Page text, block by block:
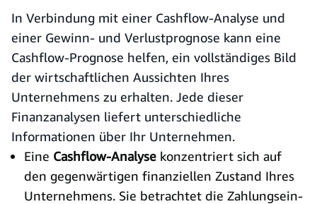
In Verbindung mit einer Cashflow-Analyse und
einer Gewinn- und Verlustprognose kann eine
Cashflow-Prognose helfen, ein vollständiges Bild
der wirtschaftlichen Aussichten Ihres
Unternehmens zu erhalten. Jede dieser
Finanzanalysen liefert unterschiedliche
Informationen über Ihr Unternehmen.
Eine Cashflow-Analyse konzentriert sich auf
den gegenwärtigen finanziellen Zustand Ihres
Unternehmens. Sie betrachtet die Zahlungsein-